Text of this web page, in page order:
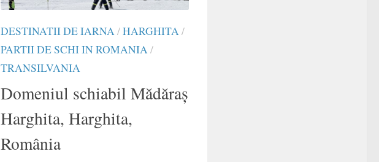
DESTINATII DE IARNA/HARGHITA/
PARTII DE SCHI IN ROMANIA/
TRANSILVANIA
Domeniul schiabil Mădăraș
Harghita, Harghita,
România